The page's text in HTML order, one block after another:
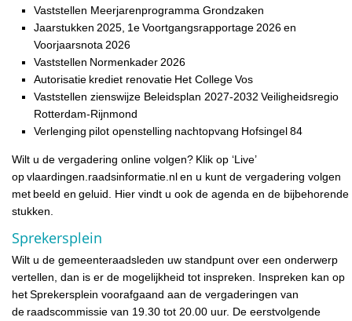
Vaststellen Meerjarenprogramma Grondzaken
Jaarstukken 2025, 1e Voortgangsrapportage 2026 en
Voorjaarsnota 2026
Vaststellen Normenkader 2026
Autorisatie krediet renovatie Het College Vos
Vaststellen zienswijze Beleidsplan 2027-2032 Veiligheidsregio
Rotterdam-Rijnmond
Verlenging pilot openstelling nachtopvang Hofsingel 84
Wilt u de vergadering online volgen? Klik op ‘Live’
op vlaardingen.raadsinformatie.nl en u kunt de vergadering volgen
met beeld en geluid. Hier vindt u ook de agenda en de bijbehorende
stukken.
Sprekersplein
Wilt u de gemeenteraadsleden uw standpunt over een onderwerp
vertellen, dan is er de mogelijkheid tot inspreken. Inspreken kan op
het Sprekersplein voorafgaand aan de vergaderingen van
de raadscommissie van 19.30 tot 20.00 uur. De eerstvolgende